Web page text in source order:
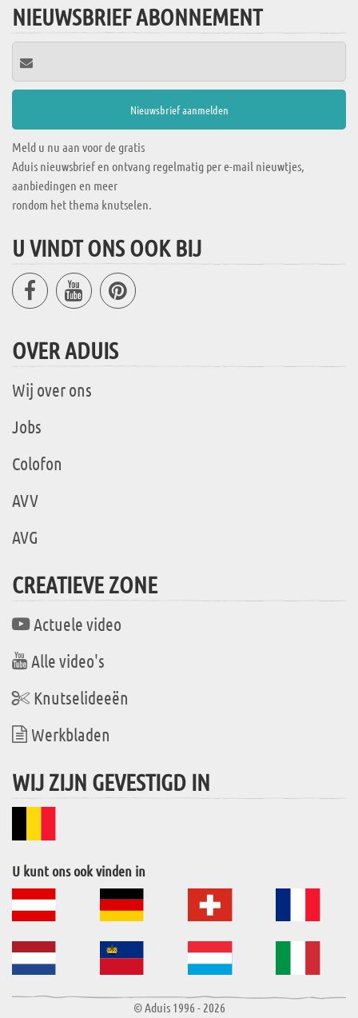
NIEUWSBRIEF ABONNEMENT
Meld u nu aan voor de gratis
Aduis nieuwsbrief en ontvang regelmatig per e-mail nieuwtjes,
aanbiedingen en meer
rondom het thema knutselen.
U VINDT ONS OOK BIJ
OVER ADUIS
Wij over ons
Jobs
Colofon
AVV
AVG
CREATIEVE ZONE
Actuele video
Alle video's
Knutselideeën
Werkbladen
WIJ ZIJN GEVESTIGD IN
U kunt ons ook vinden in
© Aduis 1996 - 2026